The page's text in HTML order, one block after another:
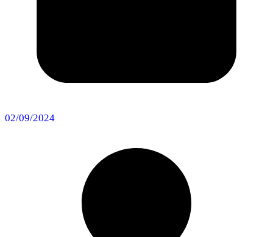
02/09/2024